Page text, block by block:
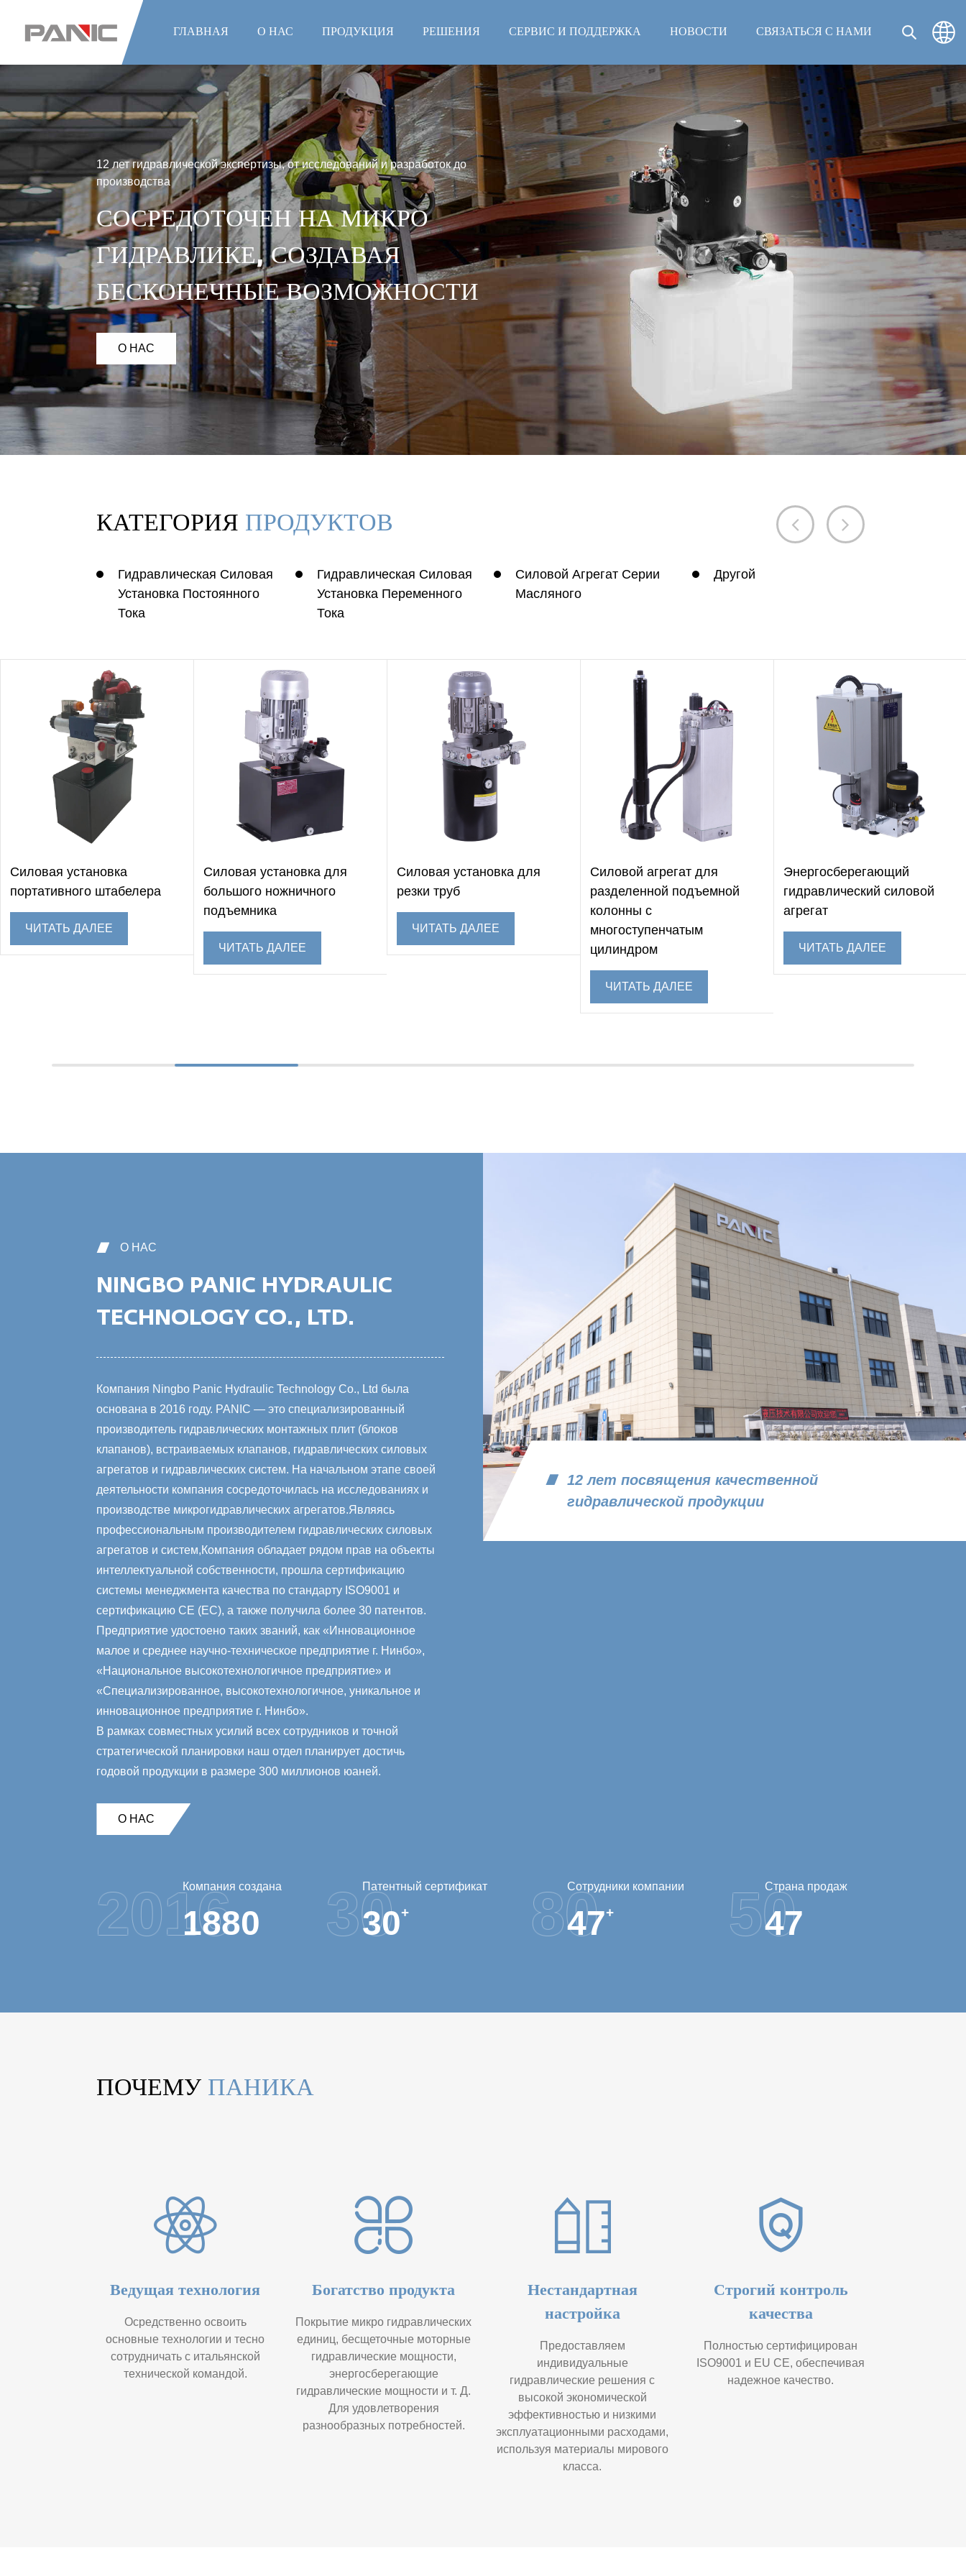
ГЛАВНАЯ О НАС ПРОДУКЦИЯ РЕШЕНИЯ СЕРВИС И ПОДДЕРЖКА НОВОСТИ СВЯЗАТЬСЯ С НАМИ
12 лет гидравлической экспертизы, от исследований и разработок до
производства
СОСРЕДОТОЧЕН НА МИКРО
ГИДРАВЛИКЕ, СОЗДАВАЯ
БЕСКОНЕЧНЫЕ ВОЗМОЖНОСТИ
О НАС
КАТЕГОРИЯ ПРОДУКТОВ
Гидравлическая Силовая
Установка Постоянного
Тока
Гидравлическая Силовая
Установка Переменного
Тока
Силовой Агрегат Серии
Масляного
Другой
Силовая установка
портативного штабелера
ЧИТАТЬ ДАЛЕЕ
Силовая установка для
большого ножничного
подъемника
ЧИТАТЬ ДАЛЕЕ
Силовая установка для
резки труб
ЧИТАТЬ ДАЛЕЕ
Силовой агрегат для
разделенной подъемной
колонны с
многоступенчатым
цилиндром
ЧИТАТЬ ДАЛЕЕ
Энергосберегающий
гидравлический силовой
агрегат
ЧИТАТЬ ДАЛЕЕ
О НАС
NINGBO PANIC HYDRAULIC
TECHNOLOGY CO., LTD.
Компания Ningbo Panic Hydraulic Technology Co., Ltd была
основана в 2016 году. PANIC — это специализированный
производитель гидравлических монтажных плит (блоков
клапанов), встраиваемых клапанов, гидравлических силовых
агрегатов и гидравлических систем. На начальном этапе своей
деятельности компания сосредоточилась на исследованиях и
производстве микрогидравлических агрегатов.Являясь
профессиональным производителем гидравлических силовых
агрегатов и систем,Компания обладает рядом прав на объекты
интеллектуальной собственности, прошла сертификацию
системы менеджмента качества по стандарту ISO9001 и
сертификацию CE (ЕС), а также получила более 30 патентов.
Предприятие удостоено таких званий, как «Инновационное
малое и среднее научно-техническое предприятие г. Нинбо»,
«Национальное высокотехнологичное предприятие» и
«Специализированное, высокотехнологичное, уникальное и
инновационное предприятие г. Нинбо».
В рамках совместных усилий всех сотрудников и точной
стратегической планировки наш отдел планирует достичь
годовой продукции в размере 300 миллионов юаней.
О НАС
12 лет посвящения качественной
гидравлической продукции
Компания создана
2016
Патентный сертификат
30+
Сотрудники компании
72+
Страна продаж
50
ПОЧЕМУ ПАНИКА
Ведущая технология
Осредственно освоить
основные технологии и тесно
сотрудничать с итальянской
технической командой.
Богатство продукта
Покрытие микро гидравлических
единиц, бесщеточные моторные
гидравлические мощности,
энергосберегающие
гидравлические мощности и т. Д.
Для удовлетворения
разнообразных потребностей.
Нестандартная
настройка
Предоставляем
индивидуальные
гидравлические решения с
высокой экономической
эффективностью и низкими
эксплуатационными расходами,
используя материалы мирового
класса.
Строгий контроль
качества
Полностью сертифицирован
ISO9001 и EU CE, обеспечивая
надежное качество.